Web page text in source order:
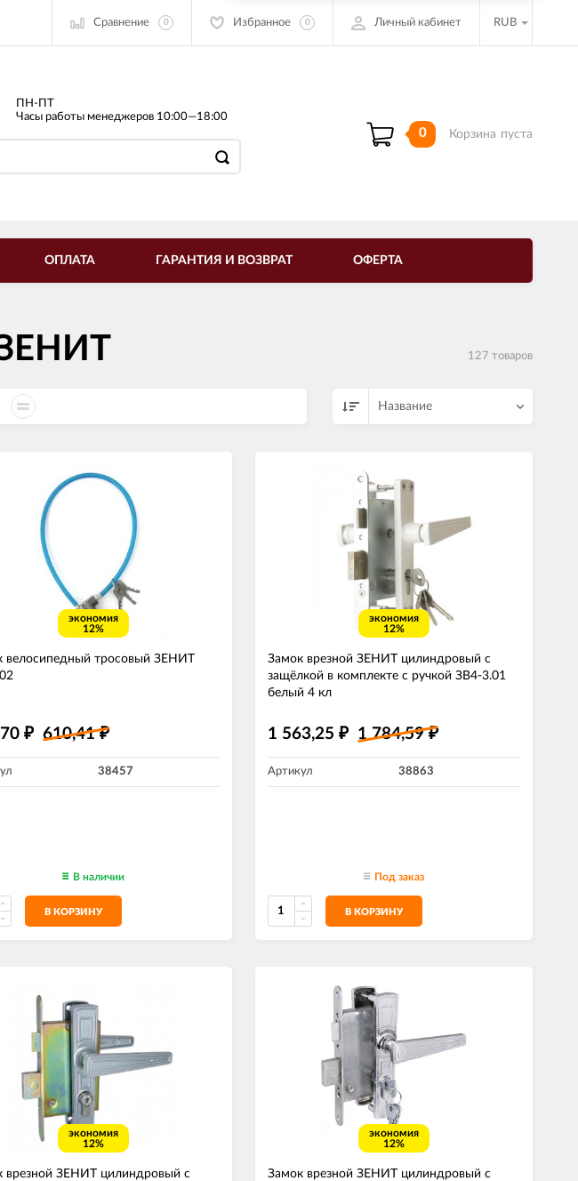
Сравнение 0 Избранное 0 Личный кабинет RUB
ПН-ПТ
Часы работы менеджеров 10:00—18:00
0 Корзина пуста
ОПЛАТА ГАРАНТИЯ И ВОЗВРАТ ОФЕРТА
127 товаров
Название
экономия
12%
велосипедный тросовый ЗЕНИТ
₽ 610,41₽
38457
В наличии
В КОРЗИНУ
экономия
12%
Замок врезной ЗЕНИТ цилиндровый с
защёлкой в комплекте с ручкой ЗВ4-3.01
белый 4 кл
1 563,25 ₽ 1 784,59₽
Артикул 38863
Под заказ
В КОРЗИНУ
экономия
12%
врезной ЗЕНИТ цилиндровый с
экономия
12%
Замок врезной ЗЕНИТ цилиндровый с